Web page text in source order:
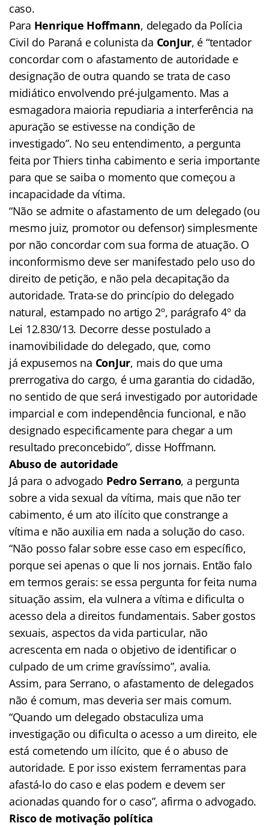
caso.
Para Henrique Hoffmann, delegado da Polícia
Civil do Paraná e colunista da ConJur, é “tentador
concordar com o afastamento de autoridade e
designação de outra quando se trata de caso
midiático envolvendo pré-julgamento. Mas a
esmagadora maioria repudiaria a interferência na
apuração se estivesse na condição de
investigado”. No seu entendimento, a pergunta
feita por Thiers tinha cabimento e seria importante
para que se saiba o momento que começou a
incapacidade da vítima.
“Não se admite o afastamento de um delegado (ou
mesmo juiz, promotor ou defensor) simplesmente
por não concordar com sua forma de atuação. O
inconformismo deve ser manifestado pelo uso do
direito de petição, e não pela decapitação da
autoridade. Trata-se do princípio do delegado
natural, estampado no artigo 2º, parágrafo 4º da
Lei 12.830/13. Decorre desse postulado a
inamovibilidade do delegado, que, como
já expusemos na ConJur, mais do que uma
prerrogativa do cargo, é uma garantia do cidadão,
no sentido de que será investigado por autoridade
imparcial e com independência funcional, e não
designado especificamente para chegar a um
resultado preconcebido”, disse Hoffmann.
Abuso de autoridade
Já para o advogado Pedro Serrano, a pergunta
sobre a vida sexual da vítima, mais que não ter
cabimento, é um ato ilícito que constrange a
vítima e não auxilia em nada a solução do caso.
“Não posso falar sobre esse caso em específico,
porque sei apenas o que li nos jornais. Então falo
em termos gerais: se essa pergunta for feita numa
situação assim, ela vulnera a vítima e dificulta o
acesso dela a direitos fundamentais. Saber gostos
sexuais, aspectos da vida particular, não
acrescenta em nada o objetivo de identificar o
culpado de um crime gravíssimo”, avalia.
Assim, para Serrano, o afastamento de delegados
não é comum, mas deveria ser mais comum.
“Quando um delegado obstaculiza uma
investigação ou dificulta o acesso a um direito, ele
está cometendo um ilícito, que é o abuso de
autoridade. E por isso existem ferramentas para
afastá-lo do caso e elas podem e devem ser
acionadas quando for o caso”, afirma o advogado.
Risco de motivação política